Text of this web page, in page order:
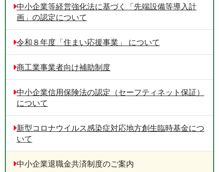
中小企業等経営強化法に基づく「先端設備等導入計
画」の認定について
令和８年度「住まい応援事業」 について
商工業事業者向け補助制度
中小企業信用保険法の認定（セーフティネット保証）
について
新型コロナウイルス感染症対応地方創生臨時基金につ
いて
中小企業退職金共済制度のご案内